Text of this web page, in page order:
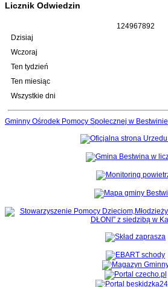
Licznik Odwiedzin
124967892
Dzisiaj
Wczoraj
Ten tydzień
Ten miesiąc
Wszystkie dni
Gminny Ośrodek Pomocy Społecznej w Bestwinie